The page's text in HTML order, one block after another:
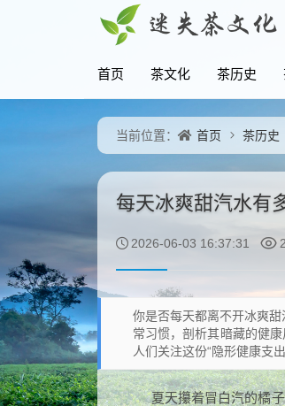
首页 茶文化 茶历史
当前位置： 首页 茶历史
每天冰爽甜汽水有
2026-06-03 16:37:31
你是否每天都离不开冰爽
常习惯，剖析其暗藏的健
人们关注这份“隐形健康支
夏天攥着冒白汽的橘